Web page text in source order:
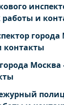
и
города
контакты